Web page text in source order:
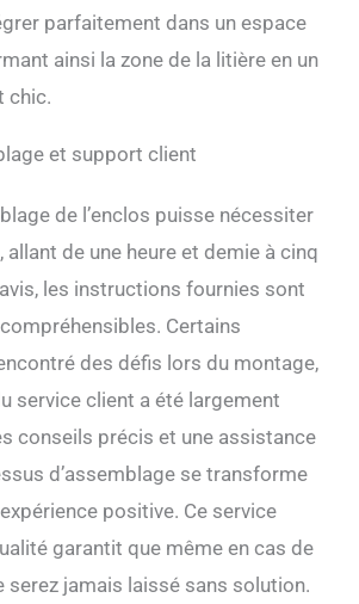
d'entrer pour manger de la
Cette étagère peut protéger
vous inquiétez pas de la
avons installé une prise
besoins à l'endroit parfait.
Pas besoin de vous soucier
des problèmes de
placement ou
d'alimentation. Il suffit de le
brancher et de profiter de
notre bac à litière. 5)
Assemblage facile de
l'armoire pour litière
automatique : toutes les
pièces et accessoires sont
étiquetés pour l'armoire à
litière pour chat, ainsi que
des instructions étape par
parfaitement dans un espace
ainsi la zone de la litière en un
chic.
et support client
de l’enclos puisse nécessiter
de une heure et demie à cinq
les instructions fournies sont
Certains
des défis lors du montage,
service client a été largement
conseils précis et une assistance
d’assemblage se transforme
positive. Ce service
garantit que même en cas de
serez jamais laissé sans solution.